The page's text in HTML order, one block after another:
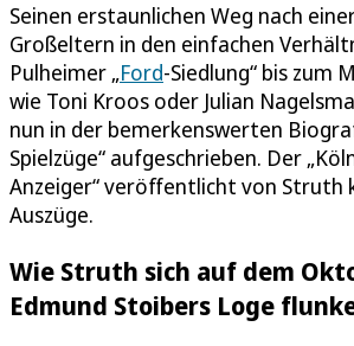
Seinen erstaunlichen Weg nach
Großeltern in den einfachen
Pulheimer „Ford-Siedlung“ bis zum
wie Toni Kroos oder Julian
nun in der bemerkenswerten
Spielzüge“ aufgeschrieben. Der
Anzeiger“ veröffentlicht von
Auszüge.
Wie Struth sich auf dem
Edmund Stoibers Loge